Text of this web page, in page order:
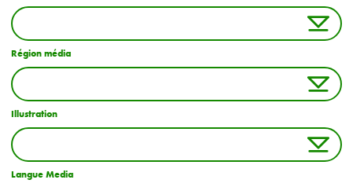
Région média
Illustration
Langue Media